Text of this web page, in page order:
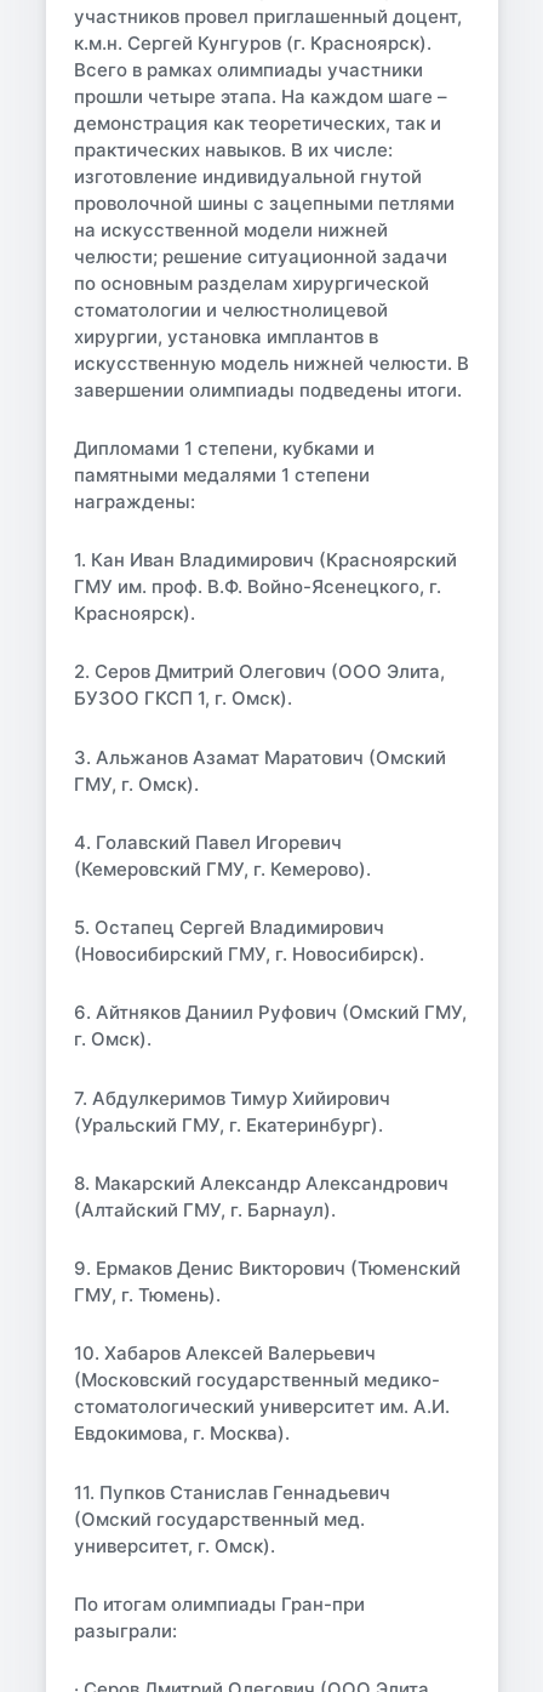
участников провел приглашенный доцент,
к.м.н. Сергей Кунгуров (г. Красноярск).
Всего в рамках олимпиады участники
прошли четыре этапа. На каждом шаге –
демонстрация как теоретических, так и
практических навыков. В их числе:
изготовление индивидуальной гнутой
проволочной шины с зацепными петлями
на искусственной модели нижней
челюсти; решение ситуационной задачи
по основным разделам хирургической
стоматологии и челюстнолицевой
хирургии, установка имплантов в
искусственную модель нижней челюсти. В
завершении олимпиады подведены итоги.
Дипломами 1 степени, кубками и
памятными медалями 1 степени
награждены:
1. Кан Иван Владимирович (Красноярский
ГМУ им. проф. В.Ф. Войно-Ясенецкого, г.
Красноярск).
2. Серов Дмитрий Олегович (ООО Элита,
БУЗОО ГКСП 1, г. Омск).
3. Альжанов Азамат Маратович (Омский
ГМУ, г. Омск).
4. Голавский Павел Игоревич
(Кемеровский ГМУ, г. Кемерово).
5. Остапец Сергей Владимирович
(Новосибирский ГМУ, г. Новосибирск).
6. Айтняков Даниил Руфович (Омский ГМУ,
г. Омск).
7. Абдулкеримов Тимур Хийирович
(Уральский ГМУ, г. Екатеринбург).
8. Макарский Александр Александрович
(Алтайский ГМУ, г. Барнаул).
9. Ермаков Денис Викторович (Тюменский
ГМУ, г. Тюмень).
10. Хабаров Алексей Валерьевич
(Московский государственный медико-
стоматологический университет им. А.И.
Евдокимова, г. Москва).
11. Пупков Станислав Геннадьевич
(Омский государственный мед.
университет, г. Омск).
По итогам олимпиады Гран-при
разыграли: